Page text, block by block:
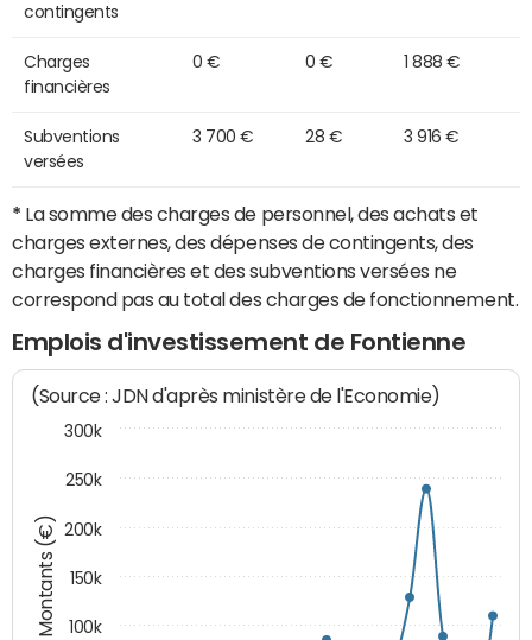
contingents
Charges
financières
0 € 0 € 1 888 €
Subventions
versées
3 700 € 28 € 3 916 €
* La somme des charges de personnel, des achats et
charges externes, des dépenses de contingents, des
charges financières et des subventions versées ne
correspond pas au total des charges de fonctionnement.
Emplois d'investissement de Fontienne
Montants (€)
(Source : JDN d'après ministère de l'Economie)
100k
150k
200k
250k
300k